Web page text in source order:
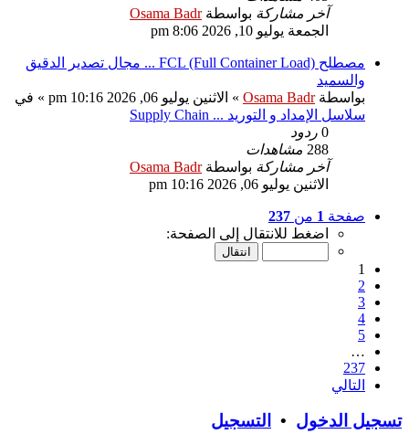
آخر مشاركة بواسطةOsama Badr
الجمعة يوليو 10, 2026 8:06 pm
مصطلح FCL (Full Container Load) ... مجال تصدير الدقيق
والسميد
بواسطةOsama Badr » الاثنين يوليو 06, 2026 10:16 pm » في
سلاسل الإمداد و التوريد ... Supply Chain
0 ردود
288 مشاهدات
آخر مشاركة بواسطةOsama Badr
الاثنين يوليو 06, 2026 10:16 pm
صفحة 1 من 237
اضغط للانتقال إلى الصفحة:
1
2
3
4
5
…
237
التالي
تسجيل الدخول • التسجيل